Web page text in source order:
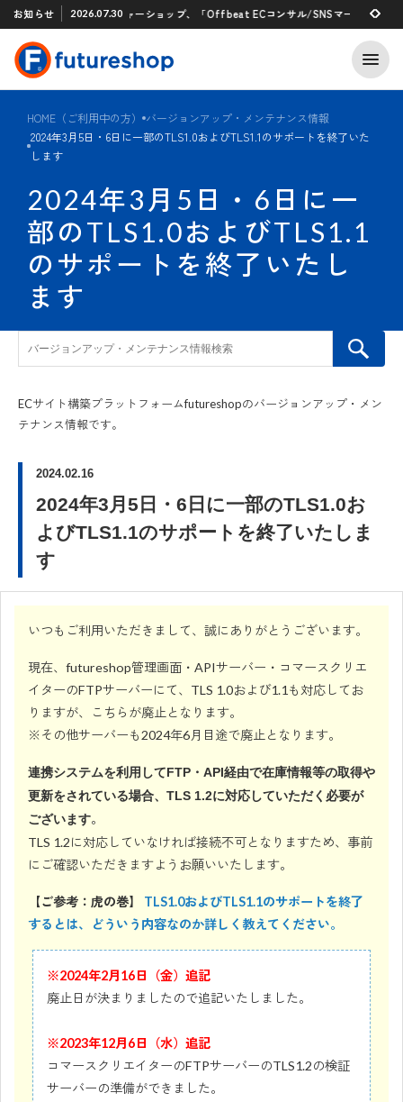
お知らせ
アプリ 「STAFF START」とのタグ連携を開始
2026.07.30
フューチャーショップ、「Offbeat ECコンサル/SNSマーケティング
2026.07.29
HOME（ご利用中の方）
バージョンアップ・メンテナンス情報
2024年3月5日・6日に一部のTLS1.0およびTLS1.1のサポートを終了いた
します
2024年3月5日・6日に一
部のTLS1.0およびTLS1.1
のサポートを終了いたし
ます
ECサイト構築プラットフォームfutureshopのバージョンアップ・メン
テナンス情報です。
2024.02.16
2024年3月5日・6日に一部のTLS1.0お
よびTLS1.1のサポートを終了いたしま
す
いつもご利用いただきまして、誠にありがとうございます。
現在、futureshop管理画面・APIサーバー・コマースクリエ
イターのFTPサーバーにて、TLS 1.0および1.1も対応してお
りますが、こちらが廃止となります。
※その他サーバーも2024年6月目途で廃止となります。
連携システムを利用してFTP・API経由で在庫情報等の取得や
更新をされている場合、TLS 1.2に対応していただく必要が
ございます。
TLS 1.2に対応していなければ接続不可となりますため、事前
にご確認いただきますようお願いいたします。
【ご参考：虎の巻】 TLS1.0およびTLS1.1のサポートを終了
するとは、どういう内容なのか詳しく教えてください。
※2024年2月16日（金）追記
廃止日が決まりましたので追記いたしました。
※2023年12月6日（水）追記
コマースクリエイターのFTPサーバーのTLS1.2の検証
サーバーの準備ができました。